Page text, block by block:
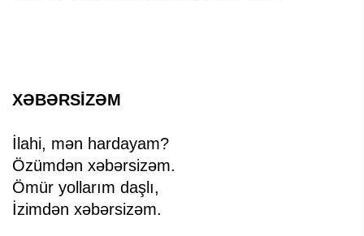
XƏBƏRSİZƏM
İlahi, mən hardayam?
Özümdən xəbərsizəm.
Ömür yollarım daşlı,
İzimdən xəbərsizəm.